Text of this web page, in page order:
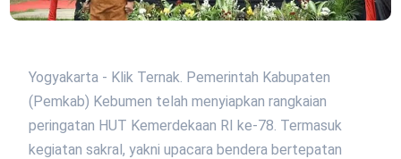
Yogyakarta - Klik Ternak. Pemerintah Kabupaten
(Pemkab) Kebumen telah menyiapkan rangkaian
peringatan HUT Kemerdekaan RI ke-78. Termasuk
kegiatan sakral, yakni upacara bendera bertepatan